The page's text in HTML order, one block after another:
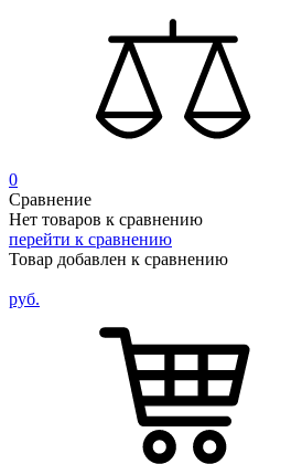
0
Сравнение
Нет товаров к сравнению
перейти к сравнению
Товар добавлен к сравнению
руб.